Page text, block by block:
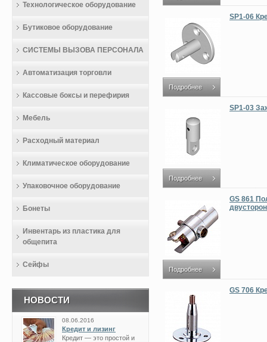
Подробнее
SP1-06
Подробнее
SP1-03
Подробнее
GS 861
GS 706
Технологическое оборудование
Бутиковое оборудование
СИСТЕМЫ ВЫЗОВА ПЕРСОНАЛА
Автоматизация торговли
Кассовые боксы и перефирия
Мебель
Расходный материал
Климатическое оборудование
Упаковочное оборудование
Бонеты
Инвентарь из пластика для
общепита
Сейфы
НОВОСТИ
08.06.2016
Кредит и лизинг
Кредит — это простой и